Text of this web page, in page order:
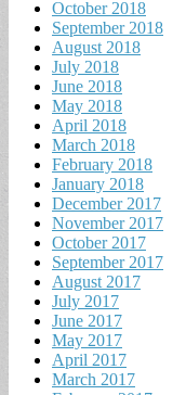
October 2018
September 2018
August 2018
July 2018
June 2018
May 2018
April 2018
March 2018
February 2018
January 2018
December 2017
November 2017
October 2017
September 2017
August 2017
July 2017
June 2017
May 2017
April 2017
March 2017